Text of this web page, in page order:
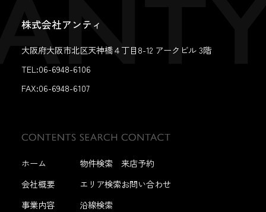
株式会社アンティ
大阪府大阪市北区天神橋４丁目8-12 アークビル 3階
TEL:06-6948-6106
FAX:06-6948-6107
ホーム
会社概要
事業内容
物件検索
エリア検索
沿線検索
来店予約
お問い合わせ